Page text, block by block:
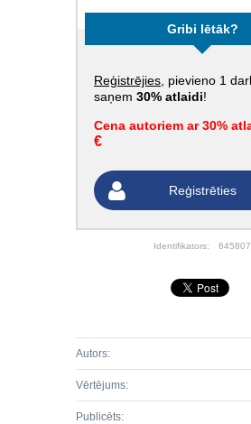
Gribi lētāk?
Reģistrējies , pievieno 1
saņem 30% atlaidi!
Cena autoriem ar 30%
€
Reģistrēties
Identifikators: 645807
Autors:
Vērtējums:
Publicēts: